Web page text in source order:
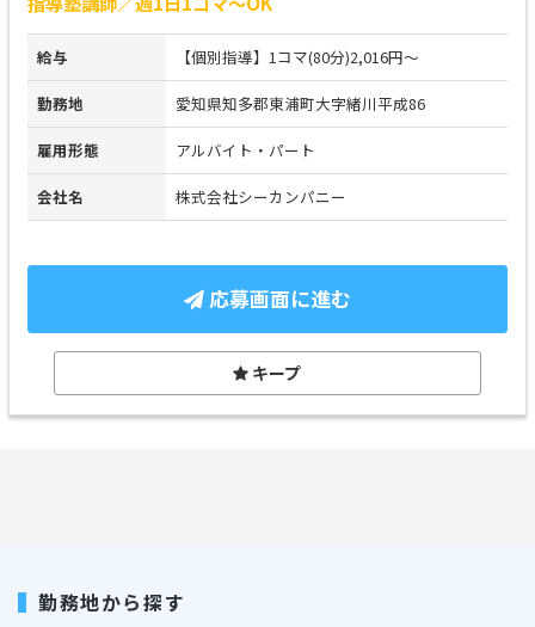
給与 【個別指導】1コマ(80分)2,016円～
勤務地 愛知県知多郡東浦町大字緒川平成86
雇用形態 アルバイト・パート
会社名 株式会社シーカンパニー
応募画面に進む
キープ
勤務地から探す